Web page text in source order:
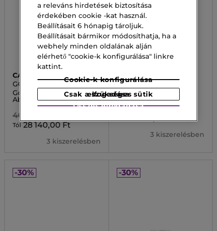
CAROLINA HERRERA
GOOD GIRL
Good Girl Jasmine
Absolute Eau de Parfum
40 200,00 Ft
Tól 28 140,00 Ft
3 kiszerelésben
JEAN PAUL GAULTIER
SCANDAL
Scandal Elixir Parfum
41 800,00 Ft
29 260,00 Ft
3 kiszerelésben
-30% -30%
a releváns hirdetések biztosítása
érdekében cookie -kat használ.
Beállításait 6 hónapig tároljuk.
Beállításait bármikor módosíthatja, ha a
webhely minden oldalának alján
elérhető "cookie-k konfigurálása" linkre
kattint.
Cookie-k konfigurálása
Csak a szükséges sütik elfogadása
Összes elfogadása